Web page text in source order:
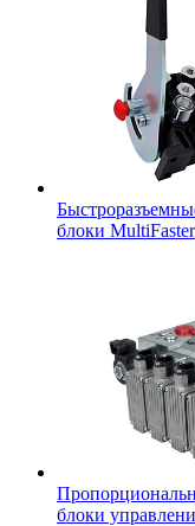
блоки MultiFaster
блоки